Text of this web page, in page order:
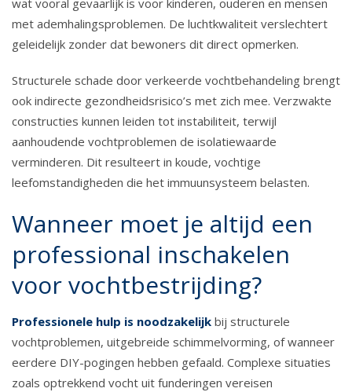
wat vooral gevaarlijk is voor kinderen, ouderen en mensen
met ademhalingsproblemen. De luchtkwaliteit verslechtert
geleidelijk zonder dat bewoners dit direct opmerken.
Structurele schade door verkeerde vochtbehandeling brengt
ook indirecte gezondheidsrisico’s met zich mee. Verzwakte
constructies kunnen leiden tot instabiliteit, terwijl
aanhoudende vochtproblemen de isolatiewaarde
verminderen. Dit resulteert in koude, vochtige
leefomstandigheden die het immuunsysteem belasten.
Wanneer moet je altijd een
professional inschakelen
voor vochtbestrijding?
Professionele hulp is noodzakelijk bij structurele
vochtproblemen, uitgebreide schimmelvorming, of wanneer
eerdere DIY-pogingen hebben gefaald. Complexe situaties
zoals optrekkend vocht uit funderingen vereisen